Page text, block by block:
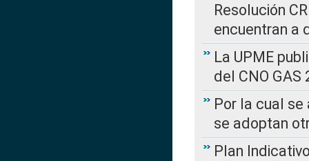
Resolución
encuentran a
La UPME
del CNO
Por la cual
se adoptan
Plan